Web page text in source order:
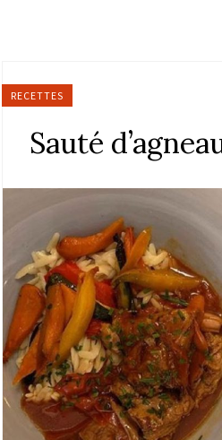
RECETTES
Sauté